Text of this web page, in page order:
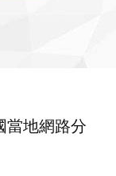
當地網路分